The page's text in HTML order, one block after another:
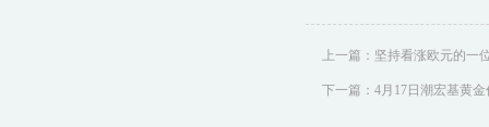
上一篇： 坚持看涨欧元的一
下一篇： 4月17日潮宏基黄金